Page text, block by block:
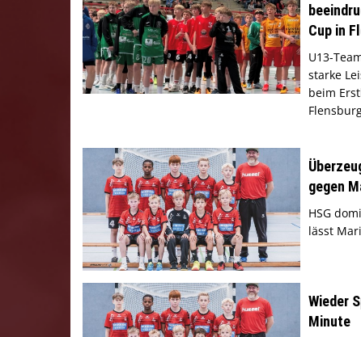
Cup in
U13-
starke
beim
gegen
HSG
lässt
Wieder
Minute